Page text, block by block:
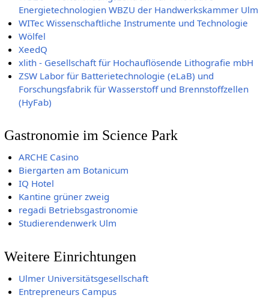
Energietechnologien WBZU der Handwerkskammer Ulm
WITec Wissenschaftliche Instrumente und Technologie
Wölfel
XeedQ
xlith - Gesellschaft für Hochauflösende Lithografie mbH
ZSW Labor für Batterietechnologie (eLaB) und
Forschungsfabrik für Wasserstoff und Brennstoffzellen
(HyFab)
Gastronomie im Science Park
ARCHE Casino
Biergarten am Botanicum
IQ Hotel
Kantine grüner zweig
regadi Betriebsgastronomie
Studierendenwerk Ulm
Weitere Einrichtungen
Ulmer Universitätsgesellschaft
Entrepreneurs Campus